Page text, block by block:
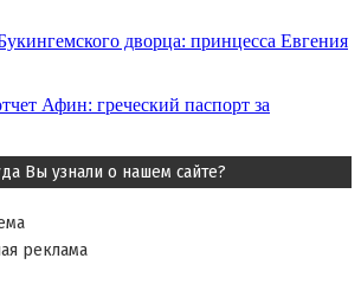
дворца: принцесса Евгения
Афин: греческий паспорт за
Вы узнали о нашем сайте?
реклама